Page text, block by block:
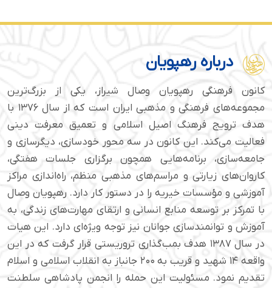
درباره رهپویان
کانون فرهنگی رهپویان وصال شیراز، یکی از بزرگ‌ترین
مجموعه‌های فرهنگی و مذهبی ایران است که از سال ۱۳۷۶ با
هدف ترویج فرهنگ اصیل اسلامی و تعمیق معرفت دینی
فعالیت می‌کند. این کانون در سه محور خودسازی، دیگرسازی و
جامعه‌سازی، برنامه‌هایی همچون برگزاری جلسات هفتگی،
کاروان‌های زیارتی و مراسم‌های مذهبی منظم، راه‌اندازی مراکز
آموزشی و مؤسسات خیریه را در دستور کار دارد. رهپویان وصال
با تمرکز بر توسعه منابع انسانی و ارتقای مهارت‌های زندگی، به
آموزش و توانمندسازی جوانان نیز توجه ویژه‌ای دارد. این هیات
در سال ۱۳۸۷ هدف بمب‌گذاری تروریستی قرار گرفت که در این
واقعه ۱۴ شهید و قریب به ۲۰۰ جانباز به انقلاب اسلامی و اسلام
تقدیم نمود. مسئولیت این حمله را انجمن پادشاهی سلطنت